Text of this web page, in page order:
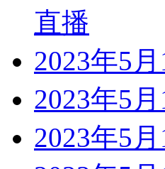
直播
2023年5
2023年5
2023年5